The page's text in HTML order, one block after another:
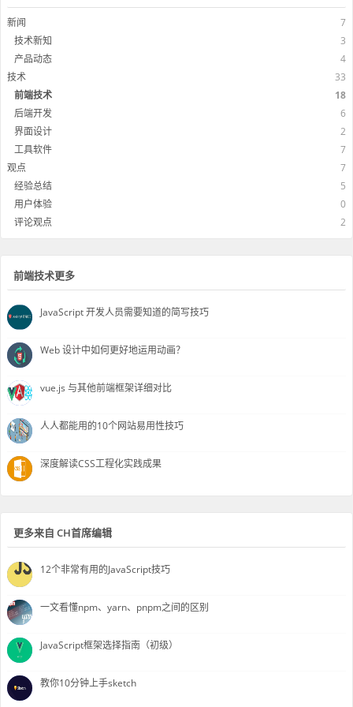
新闻
7
技术新知
3
产品动态
4
技术
33
前端技术
18
后端开发
6
界面设计
2
工具软件
7
观点
7
经验总结
5
用户体验
0
评论观点
2
前端技术更多
JavaScript 开发人员需要知道的简写技巧
Web 设计中如何更好地运用动画？
vue.js 与其他前端框架详细对比
人人都能用的10个网站易用性技巧
深度解读CSS工程化实践成果
更多来自 CH首席编辑
12个非常有用的JavaScript技巧
一文看懂npm、yarn、pnpm之间的区别
JavaScript框架选择指南（初级）
教你10分钟上手sketch